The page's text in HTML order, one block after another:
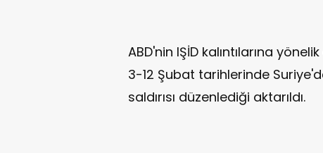
ABD'nin IŞİD kalıntılarına
3-12 Şubat tarihlerinde
saldırısı düzenlediği aktarıldı.